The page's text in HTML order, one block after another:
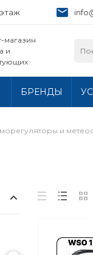
магазин
и
БРЕНДЫ
и